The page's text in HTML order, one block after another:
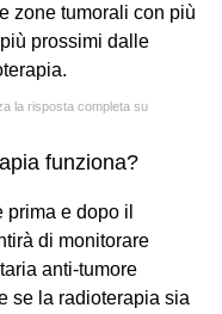
zone tumorali con più
prossimi dalle
la risposta completa su
funziona?
e dopo il
di monitorare
anti-tumore
se la radioterapia sia